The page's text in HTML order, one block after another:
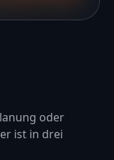
oder
ist in drei